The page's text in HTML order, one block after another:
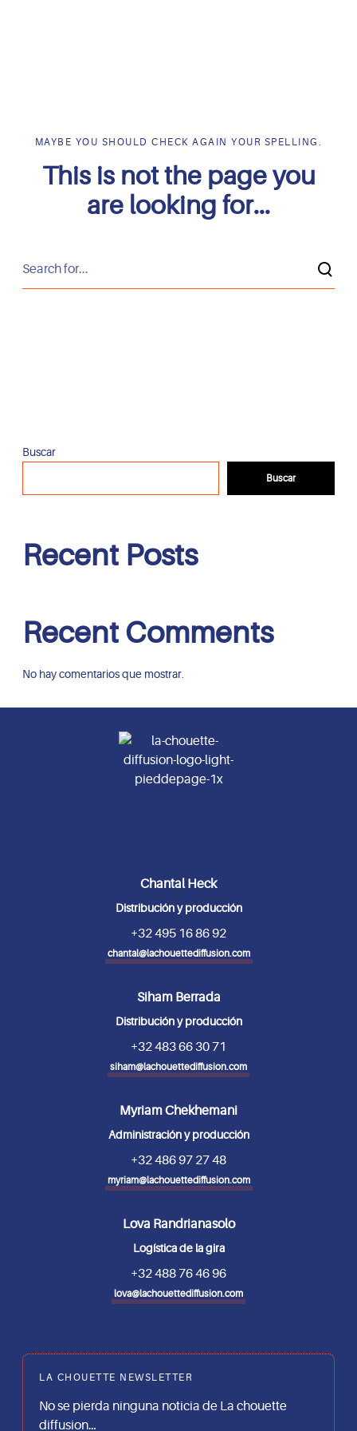
MAYBE YOU SHOULD CHECK AGAIN YOUR SPELLING.
This is not the page you
are looking for...
Buscar
Buscar
Recent Posts
Recent Comments
No hay comentarios que mostrar.
Chantal Heck
Distribución y producción
+32 495 16 86 92
chantal@lachouettediffusion.com
Siham Berrada
Distribución y producción
+32 483 66 30 71
siham@lachouettediffusion.com
Myriam Chekhemani
Administración y producción
+32 486 97 27 48
myriam@lachouettediffusion.com
Lova Randrianasolo
Logística de la gira
+32 488 76 46 96
lova@lachouettediffusion.com
LA CHOUETTE NEWSLETTER
No se pierda ninguna noticia de La chouette
diffusion…